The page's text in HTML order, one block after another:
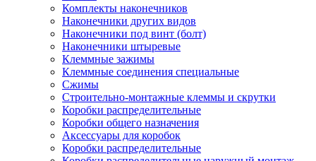
Комплекты наконечников
Наконечники других видов
Наконечники под винт (болт)
Наконечники штыревые
Клеммные зажимы
Клеммные соединения специальные
Сжимы
Строительно-монтажные клеммы и скрутки
Коробки распределительные
Коробки общего назначения
Аксессуары для коробок
Коробки распределительные